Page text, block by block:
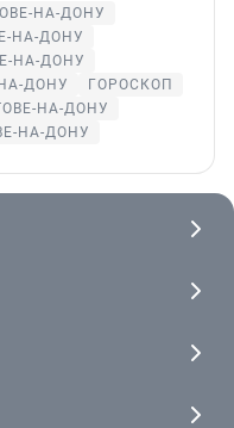
НА-ДОНУ
НА-ДОНУ
НА-ДОНУ
ДОНУ
ГОРОСКОП
НА-ДОНУ
НА-ДОНУ